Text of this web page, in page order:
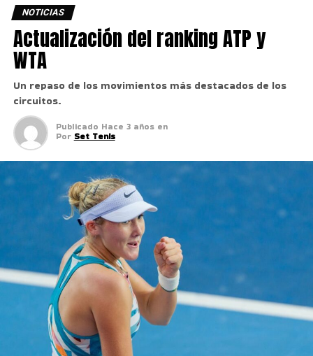
NOTICIAS
Actualización del ranking ATP y
WTA
Un repaso de los movimientos más destacados de los
circuitos.
Publicado Hace 3 años en
Por Set Tenis